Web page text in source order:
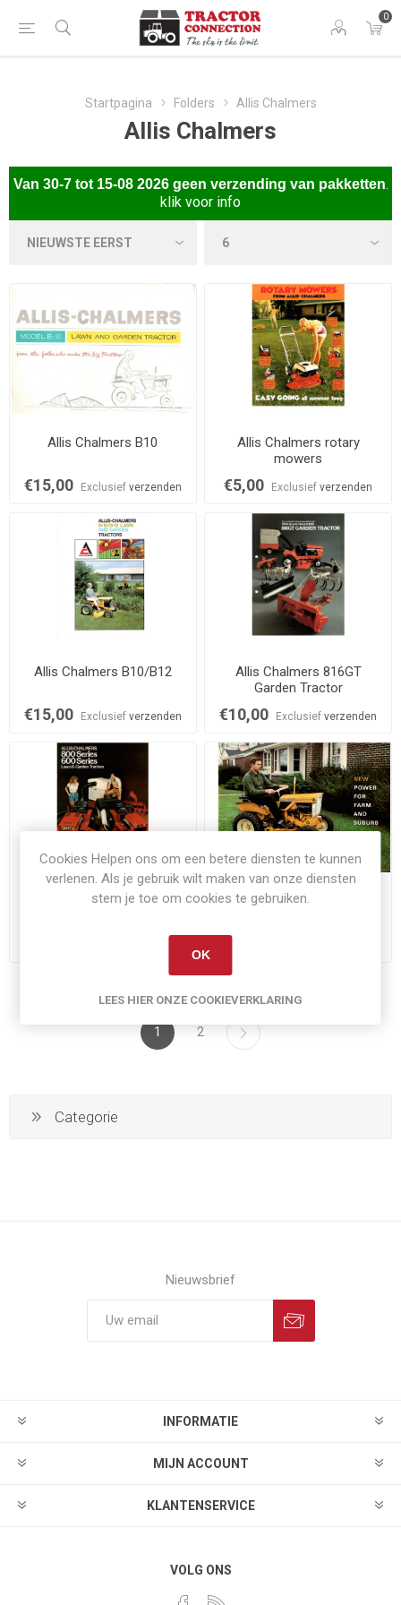
0
Startpagina Folders Allis Chalmers
Allis Chalmers
Van 30-7 tot 15-08 2026 geen verzending van pakketten.
klik voor info
Allis Chalmers B10
€15,00 Exclusief verzenden
Allis Chalmers rotary
mowers
€5,00 Exclusiefverzenden
Allis Chalmers B10/B12
€15,00 Exclusief verzenden
Allis Chalmers 816GT
Garden Tractor
€10,00 Exclusiefverzenden
Allis Chalmers 800-600
Allis Chalmers B1
1 2
Categorie
Nieuwsbrief
INFORMATIE
MIJN ACCOUNT
KLANTENSERVICE
VOLG ONS
Cookies Helpen ons om een betere diensten te kunnen
verlenen. Als je gebruik wilt maken van onze diensten
stem je toe om cookies te gebruiken.
OK
LEES HIER ONZE COOKIEVERKLARING